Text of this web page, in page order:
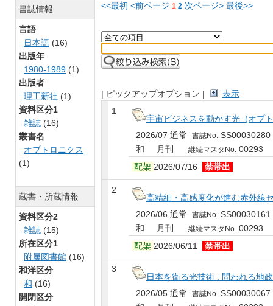
書誌情報
言語
日本語 (16)
出版年
1980-1989 (1)
出版者
理工新社 (1)
資料区分1
雑誌 (16)
叢書名
オプトロニクス
(1)
蔵書・所蔵情報
資料区分2
雑誌 (15)
所在区分1
附属図書館 (16)
和洋区分
和 (16)
開閉区分
<<最初 <前ページ 1 2 次ページ> 最後>>
| ピックアップオプション |
表示
1
宇宙ビジネスを動かす光 (オ
2026/07 通常
書誌No. SS00030280
和 月刊
継続マスタNo. 00293
配架 2026/07/16 禁帯出
2
高精細・高感度化が進む赤外
2026/06 通常
書誌No. SS00030161
和 月刊
継続マスタNo. 00293
配架 2026/06/11 禁帯出
3
日本を衛る光技術 : 問われる
2026/05 通常
書誌No. SS00030067